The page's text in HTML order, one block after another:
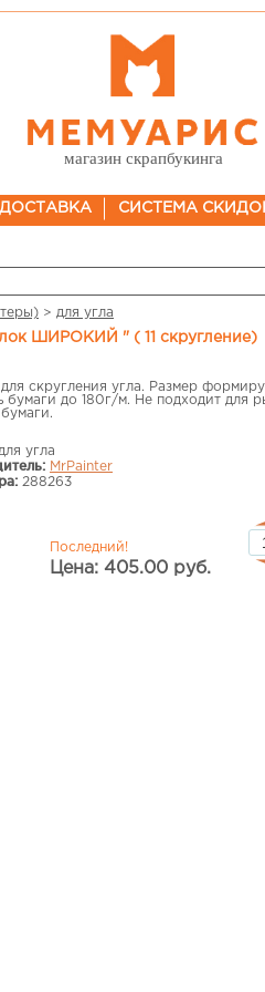
магазин скрапбукинга
СИСТЕМА
> для угла
ШИРОКИЙ " ( 11 скругление)
скругления угла. Размер
бумаги до 180г/м. Не подходит для
для угла
MrPainter
288263
Последний!
Цена: 405.00 руб.